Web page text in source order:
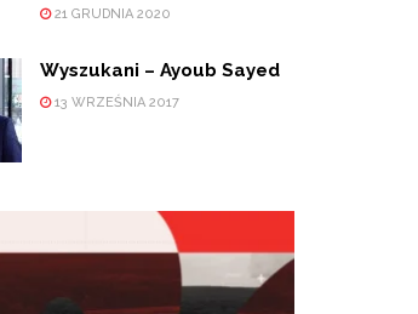
21 GRUDNIA 2020
Wyszukani – Ayoub Sayed
13 WRZEŚNIA 2017